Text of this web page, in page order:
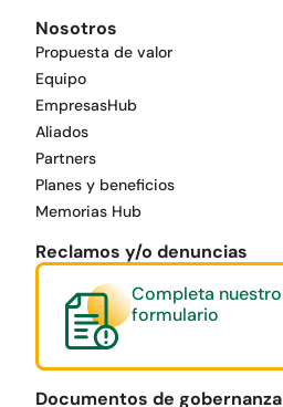
Nosotros
Propuesta de valor
Equipo
EmpresasHub
Aliados
Partners
Planes y beneficios
Memorias Hub
Reclamos y/o denuncias
Completa nuestro
formulario
Documentos de gobernanza